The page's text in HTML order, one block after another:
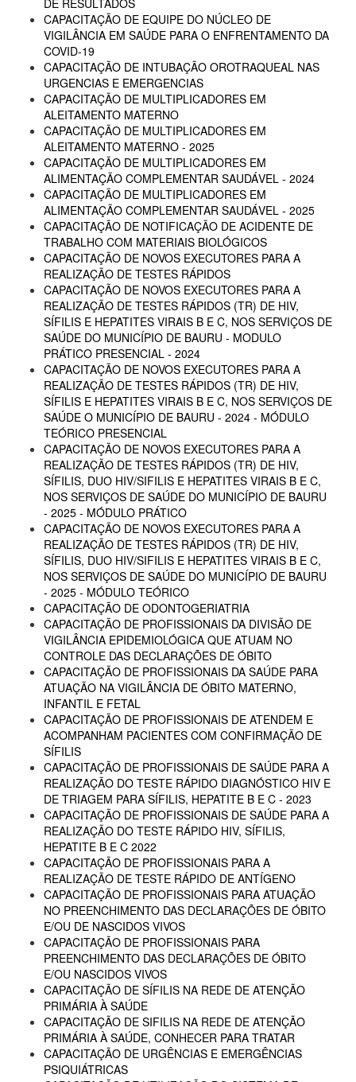
DE RESULTADOS
CAPACITAÇÃO DE EQUIPE DO NÚCLEO DE
VIGILÂNCIA EM SAÚDE PARA O ENFRENTAMENTO DA
COVID-19
CAPACITAÇÃO DE INTUBAÇÃO OROTRAQUEAL NAS
URGENCIAS E EMERGENCIAS
CAPACITAÇÃO DE MULTIPLICADORES EM
ALEITAMENTO MATERNO
CAPACITAÇÃO DE MULTIPLICADORES EM
ALEITAMENTO MATERNO - 2025
CAPACITAÇÃO DE MULTIPLICADORES EM
ALIMENTAÇÃO COMPLEMENTAR SAUDÁVEL - 2024
CAPACITAÇÃO DE MULTIPLICADORES EM
ALIMENTAÇÃO COMPLEMENTAR SAUDÁVEL - 2025
CAPACITAÇÃO DE NOTIFICAÇÃO DE ACIDENTE DE
TRABALHO COM MATERIAIS BIOLÓGICOS
CAPACITAÇÃO DE NOVOS EXECUTORES PARA A
REALIZAÇÃO DE TESTES RÁPIDOS
CAPACITAÇÃO DE NOVOS EXECUTORES PARA A
REALIZAÇÃO DE TESTES RÁPIDOS (TR) DE HIV,
SÍFILIS E HEPATITES VIRAIS B E C, NOS SERVIÇOS DE
SAÚDE DO MUNICÍPIO DE BAURU - MODULO
PRÁTICO PRESENCIAL - 2024
CAPACITAÇÃO DE NOVOS EXECUTORES PARA A
REALIZAÇÃO DE TESTES RÁPIDOS (TR) DE HIV,
SÍFILIS E HEPATITES VIRAIS B E C, NOS SERVIÇOS DE
SAÚDE O MUNICÍPIO DE BAURU - 2024 - MÓDULO
TEÓRICO PRESENCIAL
CAPACITAÇÃO DE NOVOS EXECUTORES PARA A
REALIZAÇÃO DE TESTES RÁPIDOS (TR) DE HIV,
SÍFILIS, DUO HIV/SIFILIS E HEPATITES VIRAIS B E C,
NOS SERVIÇOS DE SAÚDE DO MUNICÍPIO DE BAURU
- 2025 - MÓDULO PRÁTICO
CAPACITAÇÃO DE NOVOS EXECUTORES PARA A
REALIZAÇÃO DE TESTES RÁPIDOS (TR) DE HIV,
SÍFILIS, DUO HIV/SIFILIS E HEPATITES VIRAIS B E C,
NOS SERVIÇOS DE SAÚDE DO MUNICÍPIO DE BAURU
- 2025 - MÓDULO TEÓRICO
CAPACITAÇÃO DE ODONTOGERIATRIA
CAPACITAÇÃO DE PROFISSIONAIS DA DIVISÃO DE
VIGILÂNCIA EPIDEMIOLÓGICA QUE ATUAM NO
CONTROLE DAS DECLARAÇÕES DE ÓBITO
CAPACITAÇÃO DE PROFISSIONAIS DA SAÚDE PARA
ATUAÇÃO NA VIGILÂNCIA DE ÓBITO MATERNO,
INFANTIL E FETAL
CAPACITAÇÃO DE PROFISSIONAIS DE ATENDEM E
ACOMPANHAM PACIENTES COM CONFIRMAÇÃO DE
SÍFILIS
CAPACITAÇÃO DE PROFISSIONAIS DE SAÚDE PARA A
REALIZAÇÃO DO TESTE RÁPIDO DIAGNÓSTICO HIV E
DE TRIAGEM PARA SÍFILIS, HEPATITE B E C - 2023
CAPACITAÇÃO DE PROFISSIONAIS DE SAÚDE PARA A
REALIZAÇÃO DO TESTE RÁPIDO HIV, SÍFILIS,
HEPATITE B E C 2022
CAPACITAÇÃO DE PROFISSIONAIS PARA A
REALIZAÇÃO DE TESTE RÁPIDO DE ANTÍGENO
CAPACITAÇÃO DE PROFISSIONAIS PARA ATUAÇÃO
NO PREENCHIMENTO DAS DECLARAÇÕES DE ÓBITO
E/OU DE NASCIDOS VIVOS
CAPACITAÇÃO DE PROFISSIONAIS PARA
PREENCHIMENTO DAS DECLARAÇÕES DE ÓBITO
E/OU NASCIDOS VIVOS
CAPACITAÇÃO DE SÍFILIS NA REDE DE ATENÇÃO
PRIMÁRIA À SAÚDE
CAPACITAÇÃO DE SIFILIS NA REDE DE ATENÇÃO
PRIMÁRIA À SAÚDE, CONHECER PARA TRATAR
CAPACITAÇÃO DE URGÊNCIAS E EMERGÊNCIAS
PSIQUIÁTRICAS